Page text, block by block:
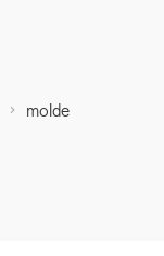
> molde